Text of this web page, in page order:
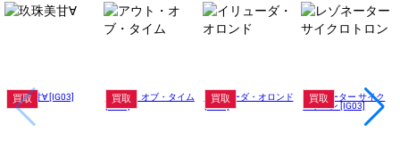
買取
玖珠美甘∀ [IG03] 買取
アウト・オブ・タイム
[IG03]
買取
イリューダ・オロンド
[IG03]
買取
レゾネーター サイク
ロトロン [IG03]